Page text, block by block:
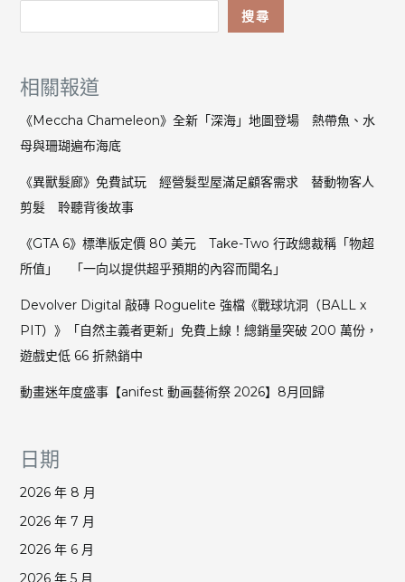
搜尋
相關報道
《Meccha Chameleon》全新「深海」地圖登場 熱帶魚、水
母與珊瑚遍布海底
《異獸髮廊》免費試玩 經營髮型屋滿足顧客需求 替動物客人
剪髮 聆聽背後故事
《GTA 6》標準版定價 80 美元 Take-Two 行政總裁稱「物超
所值」 「一向以提供超乎預期的內容而聞名」
Devolver Digital 敲磚 Roguelite 強檔《戰球坑洞（BALL x
PIT）》「自然主義者更新」免費上線！總銷量突破 200 萬份，
遊戲史低 66 折熱銷中
動畫迷年度盛事【anifest 動画藝術祭 2026】8月回歸
日期
2026 年 8 月
2026 年 7 月
2026 年 6 月
2026 年 5 月